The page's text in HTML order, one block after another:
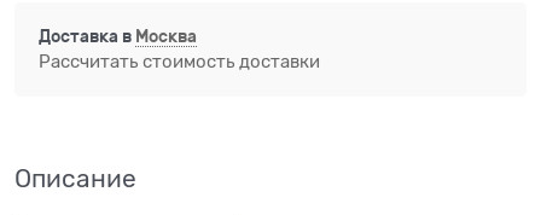
Доставка в Москва
Рассчитать стоимость доставки
Описание